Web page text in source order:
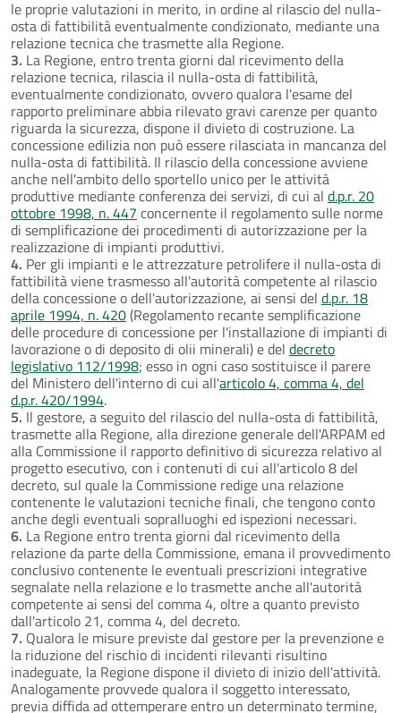
le proprie valutazioni in merito, in ordine al rilascio del nulla-
osta di fattibilità eventualmente condizionato, mediante una
relazione tecnica che trasmette alla Regione.
3. La Regione, entro trenta giorni dal ricevimento della
relazione tecnica, rilascia il nulla-osta di fattibilità,
eventualmente condizionato, ovvero qualora l'esame del
rapporto preliminare abbia rilevato gravi carenze per quanto
riguarda la sicurezza, dispone il divieto di costruzione. La
concessione edilizia non può essere rilasciata in mancanza del
nulla-osta di fattibilità. Il rilascio della concessione avviene
anche nell'ambito dello sportello unico per le attività
produttive mediante conferenza dei servizi, di cui al d.p.r. 20
ottobre 1998, n. 447 concernente il regolamento sulle norme
di semplificazione dei procedimenti di autorizzazione per la
realizzazione di impianti produttivi.
4. Per gli impianti e le attrezzature petrolifere il nulla-osta di
fattibilità viene trasmesso all'autorità competente al rilascio
della concessione o dell'autorizzazione, ai sensi del d.p.r. 18
aprile 1994, n. 420(Regolamento recante semplificazione
delle procedure di concessione per l'installazione di impianti di
lavorazione o di deposito di olii minerali) e del decreto
legislativo 112/1998; esso in ogni caso sostituisce il parere
del Ministero dell'interno di cui all'articolo 4, comma 4, del
d.p.r. 420/1994.
5. Il gestore, a seguito del rilascio del nulla-osta di fattibilità,
trasmette alla Regione, alla direzione generale dell'ARPAM ed
alla Commissione il rapporto definitivo di sicurezza relativo al
progetto esecutivo, con i contenuti di cui all'articolo 8 del
decreto, sul quale la Commissione redige una relazione
contenente le valutazioni tecniche finali, che tengono conto
anche degli eventuali sopralluoghi ed ispezioni necessari.
6. La Regione entro trenta giorni dal ricevimento della
relazione da parte della Commissione, emana il provvedimento
conclusivo contenente le eventuali prescrizioni integrative
segnalate nella relazione e lo trasmette anche all'autorità
competente ai sensi del comma 4, oltre a quanto previsto
dall'articolo 21, comma 4, del decreto.
7. Qualora le misure previste dal gestore per la prevenzione e
la riduzione del rischio di incidenti rilevanti risultino
inadeguate, la Regione dispone il divieto di inizio dell'attività.
Analogamente provvede qualora il soggetto interessato,
previa diffida ad ottemperare entro un determinato termine,